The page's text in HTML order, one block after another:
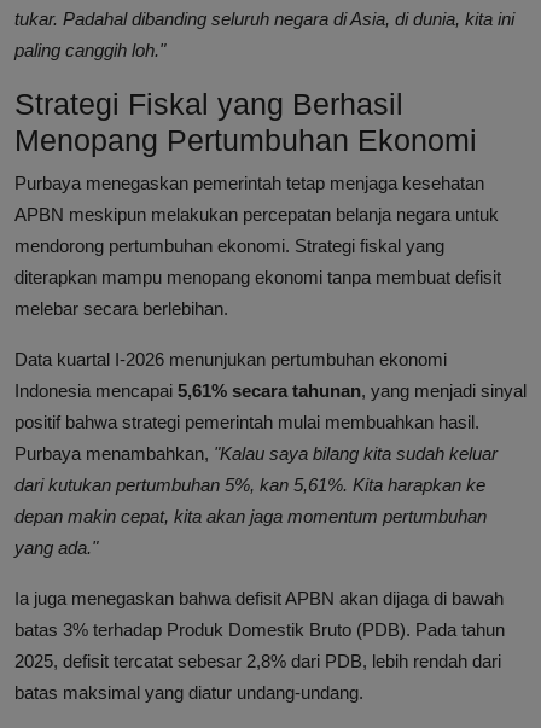
tukar. Padahal dibanding seluruh negara di Asia, di dunia, kita ini
paling canggih loh."
Strategi Fiskal yang Berhasil
Menopang Pertumbuhan Ekonomi
Purbaya menegaskan pemerintah tetap menjaga kesehatan
APBN meskipun melakukan percepatan belanja negara untuk
mendorong pertumbuhan ekonomi. Strategi fiskal yang
diterapkan mampu menopang ekonomi tanpa membuat defisit
melebar secara berlebihan.
Data kuartal I-2026 menunjukan pertumbuhan ekonomi
Indonesia mencapai 5,61% secara tahunan, yang menjadi sinyal
positif bahwa strategi pemerintah mulai membuahkan hasil.
Purbaya menambahkan, "Kalau saya bilang kita sudah keluar
dari kutukan pertumbuhan 5%, kan 5,61%. Kita harapkan ke
depan makin cepat, kita akan jaga momentum pertumbuhan
yang ada."
Ia juga menegaskan bahwa defisit APBN akan dijaga di bawah
batas 3% terhadap Produk Domestik Bruto (PDB). Pada tahun
2025, defisit tercatat sebesar 2,8% dari PDB, lebih rendah dari
batas maksimal yang diatur undang-undang.